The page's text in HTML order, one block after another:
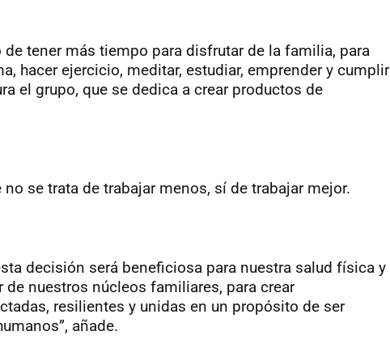
tener más tiempo para disfrutar de la familia, para
hacer ejercicio, meditar, estudiar, emprender y cumplir
el grupo, que se dedica a crear productos de
no se trata de trabajar menos, sí de trabajar mejor.
decisión será beneficiosa para nuestra salud física y
de nuestros núcleos familiares, para crear
resilientes y unidas en un propósito de ser
añade.